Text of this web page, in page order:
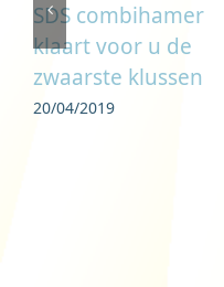
SDS combihamer
klaart voor u de
zwaarste klussen
20/04/2019